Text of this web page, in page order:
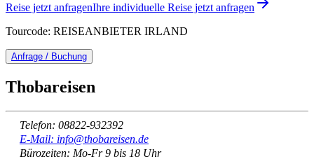
Reise jetzt anfragenIhre individuelle Reise jetzt anfragen
Tourcode: REISEANBIETER IRLAND
Anfrage / Buchung
Thobareisen
Telefon: 08822-932392
E-Mail: info@thobareisen.de
Bürozeiten: Mo-Fr 9 bis 18 Uhr